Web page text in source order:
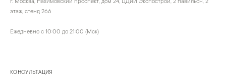
г. Москва, Нахимовский проспект, дом 24, ЦДиИ Экспострой, 2 павильон, 2
этаж, стенд 266
Ежедневно с 10:00 до 21:00 (Мск)
КОНСУЛЬТАЦИЯ